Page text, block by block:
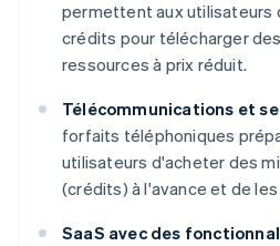
permettent aux utilisateurs
crédits pour télécharger
ressources à prix réduit.
Télécommunications et
forfaits téléphoniques
utilisateurs d'acheter des
(crédits) à l'avance et de
SaaS avec des